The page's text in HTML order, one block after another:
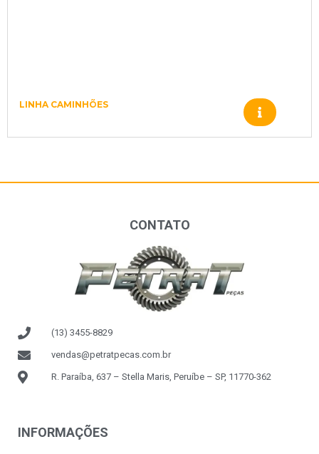
LINHA CAMINHÕES
CONTATO
(13) 3455-8829
vendas@petratpecas.com.br
R. Paraíba, 637 – Stella Maris, Peruíbe – SP, 11770-362
INFORMAÇÕES